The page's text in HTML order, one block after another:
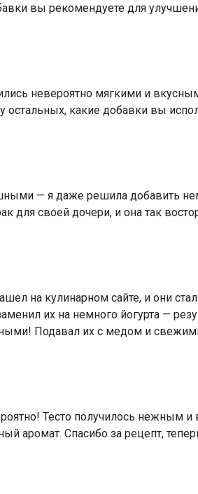
вы рекомендуете для
невероятно мягкими и
какие добавки вы
— я даже решила добавить
своей дочери, и она так
на кулинарном сайте, и они
их на немного йогурта —
Подавал их с медом и
Тесто получилось нежным
Спасибо за рецепт,